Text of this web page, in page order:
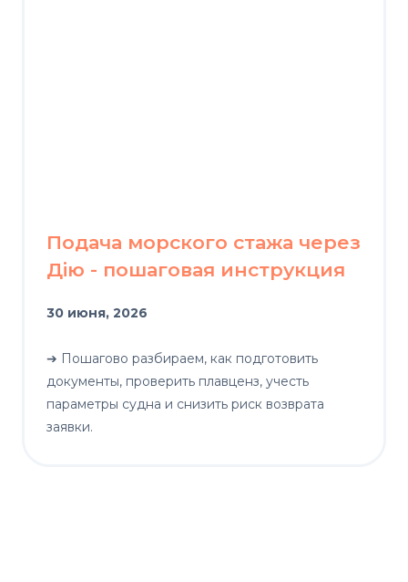
Подача морского стажа через
Дію - пошаговая инструкция
30 июня, 2026
➔ Пошагово разбираем, как подготовить
документы, проверить плавценз, учесть
параметры судна и снизить риск возврата
заявки.